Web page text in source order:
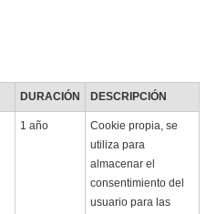
DURACIÓN DESCRIPCIÓN
1 año
Cookie propia, se
utiliza para
almacenar el
consentimiento del
usuario para las